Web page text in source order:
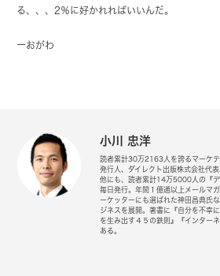
る、、、2％に好かれればいいんだ。
ーおがわ
小川 忠洋
読者累計30万2163人を誇るマーケテ
発行人、ダイレクト出版株式会社代
他にも、読者累計14万5000人の『
毎日発行。年間１億通以上メールマ
ーケッターにも選ばれた神田昌典氏
ジネスを展開。著書に『自分を不幸
を生み出す４５の鉄則』『インター
ある。